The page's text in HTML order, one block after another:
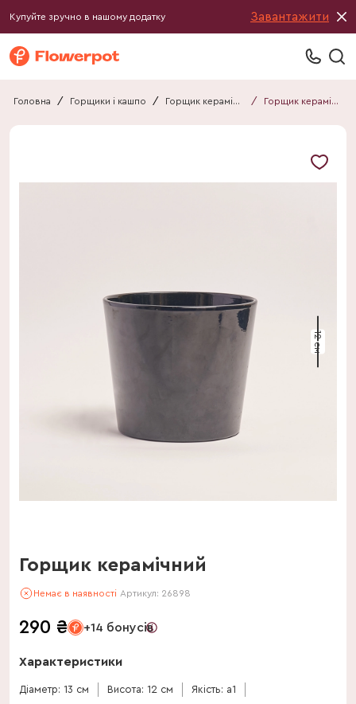
Купуйте зручно в нашому додатку Завантажити
Головна / Горщики і кашпо / Горщик керамічний / Горщик керамічний
12 см
Горщик керамічний
Немає в наявності Артикул: 26898
290 ₴ +14 бонусів
Характеристики
Діаметр: 13 см Висота: 12 см Якість: a1